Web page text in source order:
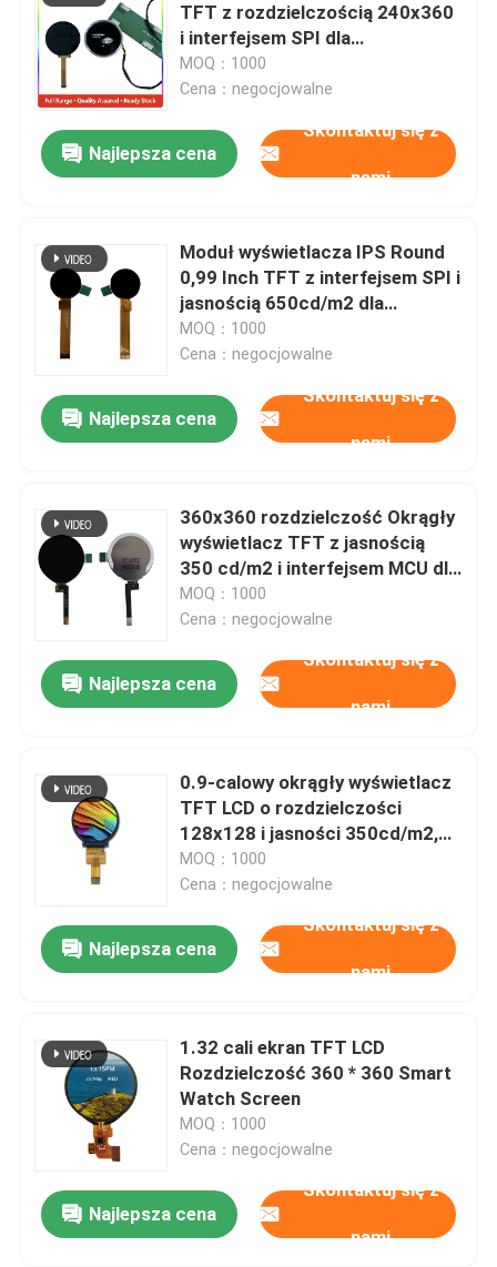
Produkty
Pokaz VR
Wycieczka po fabryce
Kontrola jakości
Skontaktuj się z nami
TFT z rozdzielczością 240x360
i interfejsem SPI dla
inteligentnych urządzeń
MOQ：1000
Cena：negocjowalne
Najlepsza cena
Skontaktuj się z
nami
Moduł wyświetlacza IPS Round
0,99 Inch TFT z interfejsem SPI i
jasnością 650cd/m2 dla
inteligentnych artykułów
gospodarstwa domowego
MOQ：1000
Cena：negocjowalne
Najlepsza cena
Skontaktuj się z
nami
360x360 rozdzielczość Okrągły
wyświetlacz TFT z jasnością
350 cd/m2 i interfejsem MCU dla
aplikacji AI
MOQ：1000
Cena：negocjowalne
Najlepsza cena
Skontaktuj się z
nami
0.9-calowy okrągły wyświetlacz
TFT LCD o rozdzielczości
128x128 i jasności 350cd/m2,
sterownik ST7735
MOQ：1000
Cena：negocjowalne
Najlepsza cena
Skontaktuj się z
nami
1.32 cali ekran TFT LCD
Rozdzielczość 360 * 360 Smart
Watch Screen
MOQ：1000
Cena：negocjowalne
Najlepsza cena
Skontaktuj się z
nami